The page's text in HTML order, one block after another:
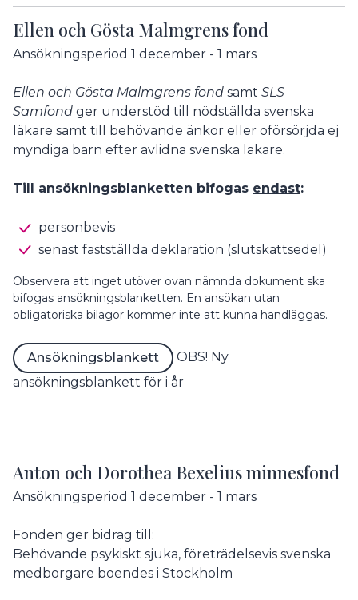
Ellen och Gösta Malmgrens fond
Ansökningsperiod 1 december - 1 mars
Ellen och Gösta Malmgrens fond samt SLS
Samfond ger understöd till nödställda svenska
läkare samt till behövande änkor eller oförsörjda ej
myndiga barn efter avlidna svenska läkare.
Till ansökningsblanketten bifogas endast:
personbevis
senast fastställda deklaration (slutskattsedel)
Observera att inget utöver ovan nämnda dokument ska
bifogas ansökningsblanketten. En ansökan utan
obligatoriska bilagor kommer inte att kunna handläggas.
Ansökningsblankett
OBS! Ny
ansökningsblankett för i år
Anton och Dorothea Bexelius minnesfond
Ansökningsperiod 1 december - 1 mars
Fonden ger bidrag till:
Behövande psykiskt sjuka, företrädelsevis svenska
medborgare boendes i Stockholm